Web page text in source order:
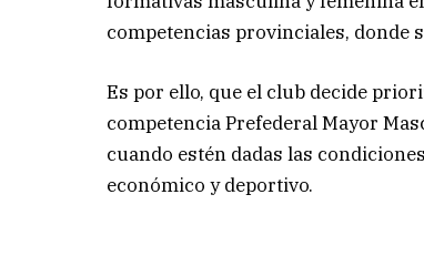
competencias provinciales, donde
Es por ello, que el club decide
competencia Prefederal Mayor
cuando estén dadas las
económico y deportivo.